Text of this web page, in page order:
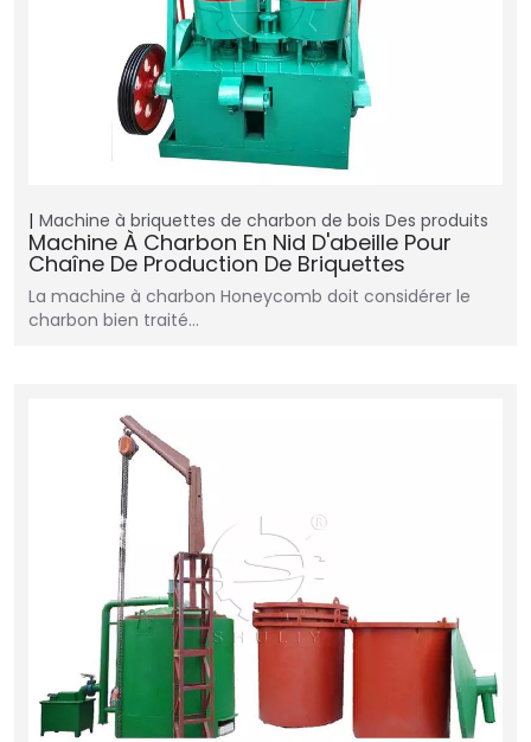
Machine à briquettes de charbon de bois Des produits
Machine À Charbon En Nid D'abeille Pour
Chaîne De Production De Briquettes
La machine à charbon Honeycomb doit considérer le
charbon bien traité…